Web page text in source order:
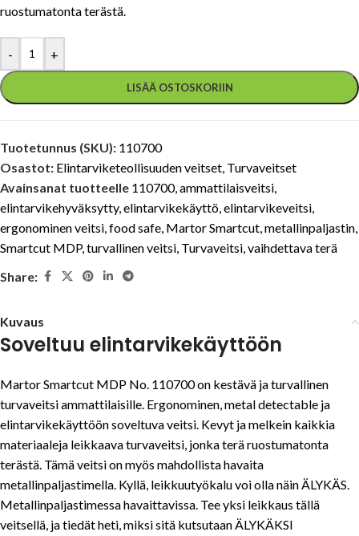
ruostumatonta terästä.
- +
LISÄÄ OSTOSKORIIN
Tuotetunnus (SKU): 110700
Osastot: Elintarviketeollisuuden veitset, Turvaveitset
Avainsanat tuotteelle 110700,ammattilaisveitsi,
elintarvikehyväksytty,elintarvikekäyttö,elintarvikeveitsi,
ergonominen veitsi,food safe, Martor Smartcut,metallinpaljastin,
Smartcut MDP,turvallinen veitsi, Turvaveitsi,vaihdettava terä
Share:
Kuvaus
Soveltuu elintarvikekäyttöön
Martor Smartcut MDP No. 110700 on kestävä ja turvallinen
turvaveitsi ammattilaisille. Ergonominen, metal detectable ja
elintarvikekäyttöön soveltuva veitsi. Kevyt ja melkein kaikkia
materiaaleja leikkaava turvaveitsi, jonka terä ruostumatonta
terästä. Tämä veitsi on myös mahdollista havaita
metallinpaljastimella. Kyllä, leikkuutyökalu voi olla näin ÄLYKÄS.
Metallinpaljastimessa havaittavissa. Tee yksi leikkaus tällä
veitsellä, ja tiedät heti, miksi sitä kutsutaan ÄLYKÄKSI